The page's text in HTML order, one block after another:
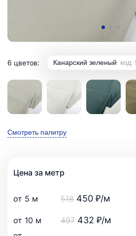
6 цветов: Канарский зеленый код:
Смотреть палитру
Цена за метр
от 5 м 518 450 ₽/м
от 10 м 497 432 ₽/м